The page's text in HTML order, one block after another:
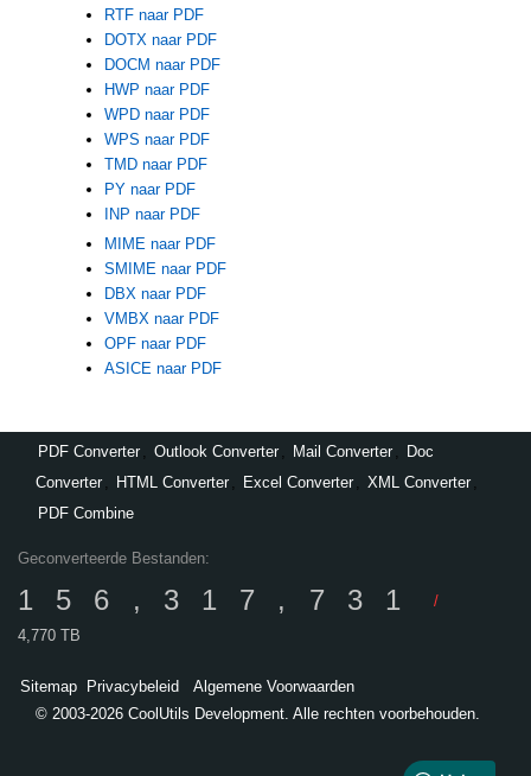
RTF naar PDF
DOTX naar PDF
DOCM naar PDF
HWP naar PDF
WPD naar PDF
WPS naar PDF
TMD naar PDF
PY naar PDF
INP naar PDF
MIME naar PDF
SMIME naar PDF
DBX naar PDF
VMBX naar PDF
OPF naar PDF
ASICE naar PDF
PDF Converter Outlook Converter Mail Converter
Doc
Converter
HTML Converter Excel Converter XML Converter
PDF Combine
Geconverteerde Bestanden:
156,317,731
/
4,770 TB
Sitemap Privacybeleid
Algemene Voorwaarden
© 2003-2026 CoolUtils Development. Alle rechten voorbehouden.